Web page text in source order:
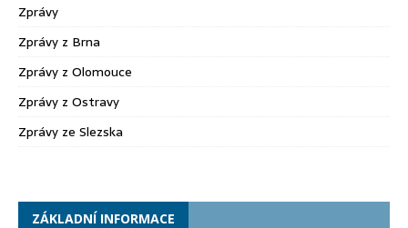
Zprávy
Zprávy z Brna
Zprávy z Olomouce
Zprávy z Ostravy
Zprávy ze Slezska
ZÁKLADNÍ INFORMACE